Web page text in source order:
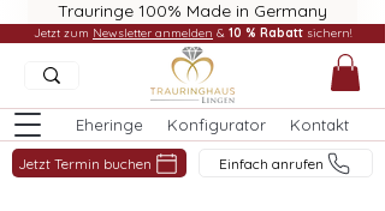
Trauringe 100% Made in Germany
Eheringe Konfigurator Kontakt
Jetzt Termin buchen Einfach anrufen
Jetzt zum Newsletter anmelden & 10 % Rabatt sichern!